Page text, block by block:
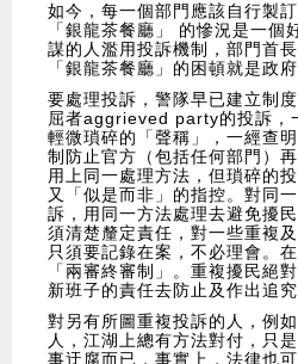
如今，每一個部門應該自行製
「銀龍茶餐廳」 的慘況是一個
謀的人濫用投訴機制，部門首
「銀龍茶餐廳」的困頓就是政府
要處理投訴，警隊早已建立制
屈者aggrieved party的投訴，
輕微瑣碎的「聲稱」，一經查
制防止官方（包括任何部門）
用上同一處理方法，但瑣碎的
又「似是而非」的指控。對同
訴，用同一方法處理去避免擾
須清楚釐定責任，對一些重複
只須要記錄在案，不必理會。
「兩審終審制」。重複擾民絕
新班子的責任去防止及作出追究
對另有所圖重複投訴的人，例
人，江湖上總有方法對付，只
事迂腐而已，事實上，法律也